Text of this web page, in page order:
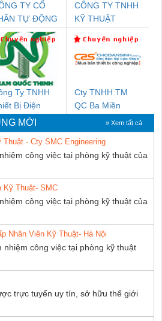
TY CỔ
TỰ ĐỘNG
HƯNG
CÔNG TY TNHH
KỸ THUẬT
NAM
Ty TNHH
Bị Điện
Quốc Thịnh
Cty TNHH TM
QC Ba Miền
MỚI » Xem tất cả
- Cty SMC Engineering
công việc tại phòng kỹ thuật của
Kỹ Thuật- SMC
công việc tại phòng kỹ thuật của
Nhân Viên Kỹ Thuật- Hà Nội
nhiệm công việc tại phòng kỹ thuật
trực tuyến uy tín, sở hữu thế giới